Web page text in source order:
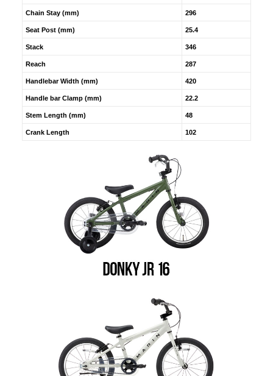
Chain Stay (mm) 296
Seat Post (mm) 25.4
Stack 346
Reach 287
Handlebar Width (mm) 420
Handle bar Clamp (mm) 22.2
Stem Length (mm) 48
Crank Length 102